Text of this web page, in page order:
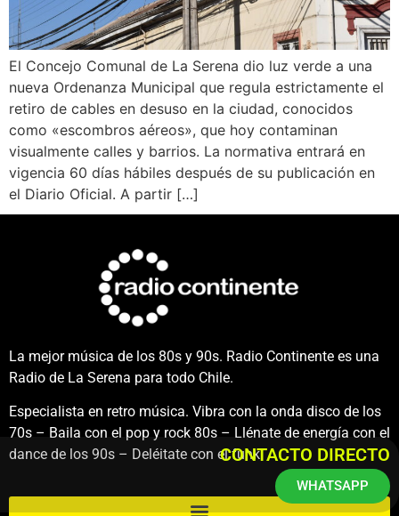
El Concejo Comunal de La Serena dio luz verde a una
nueva Ordenanza Municipal que regula estrictamente el
retiro de cables en desuso en la ciudad, conocidos
como «escombros aéreos», que hoy contaminan
visualmente calles y barrios. La normativa entrará en
vigencia 60 días hábiles después de su publicación en
el Diario Oficial. A partir […]
La mejor música de los 80s y 90s. Radio Continente es una
Radio de La Serena para todo Chile.
Especialista en retro música. Vibra con la onda disco de los
70s – Baila con el pop y rock 80s – Llénate de energía con el
dance de los 90s – Deléitate con el funk.CONTACTO DIRECTO
WHATSAPP